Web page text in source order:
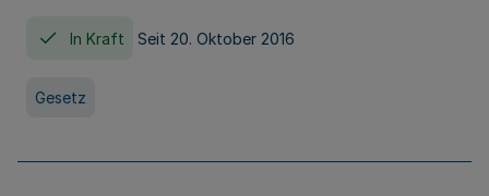
In Kraft Seit 20. Oktober 2016
Gesetz